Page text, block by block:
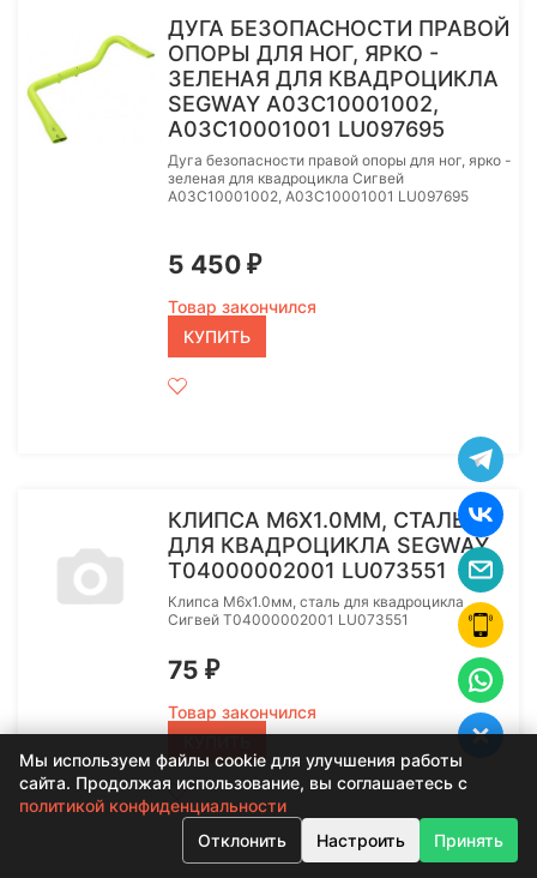
ДУГА БЕЗОПАСНОСТИ ПРАВОЙ
ОПОРЫ ДЛЯ НОГ, ЯРКО -
ЗЕЛЕНАЯ ДЛЯ КВАДРОЦИКЛА
SEGWAY A03C10001002,
A03C10001001 LU097695
Дуга безопасности правой опоры для ног, ярко -
зеленая для квадроцикла Сигвей
A03C10001002, A03C10001001 LU097695
5 450 ₽
Товар закончился
КУПИТЬ
КЛИПСА М6X1.0ММ, СТАЛЬ
ДЛЯ КВАДРОЦИКЛА SEGWAY
T04000002001 LU073551
Клипса М6x1.0мм, сталь для квадроцикла
Сигвей T04000002001 LU073551
75 ₽
Товар закончился
Мы используем файлы cookie для улучшения работы
сайта. Продолжая использование, вы соглашаетесь с
политикой конфиденциальности
Отклонить
Настроить Принять